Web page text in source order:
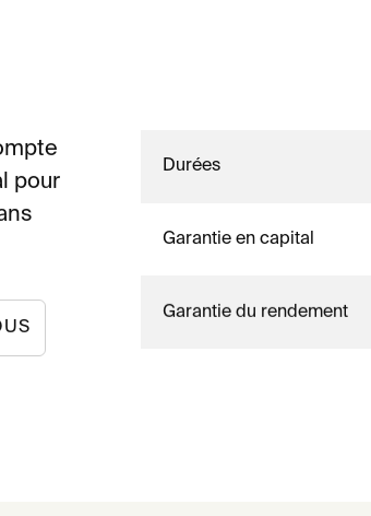
pour
Durées
Garantie en capital
Garantie du rendement